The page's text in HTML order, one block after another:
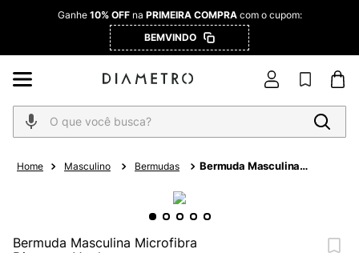
Ganhe 10% OFFna PRIMEIRA COMPRAcom o cupom:
BEMVINDO
O que você busca?
Masculino Bermudas
Bermuda Masculina
Bermuda Masculina Microfibra